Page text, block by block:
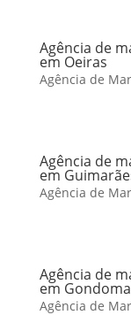
Agência de
em Oeiras
Agência de
Agência de
em
Agência de
Agência de
em
Agência de